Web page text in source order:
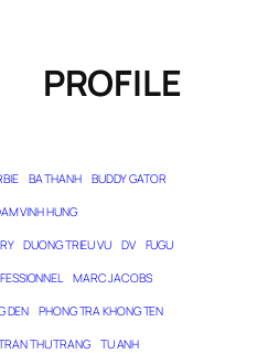
PROFILE
BA THANH BUDDY GATOR
VINH HUNG
DUONG TRIEU VU DV FUGU
MARC JACOBS
DEN PHONG TRA KHONG TEN
THU TRANG TU ANH